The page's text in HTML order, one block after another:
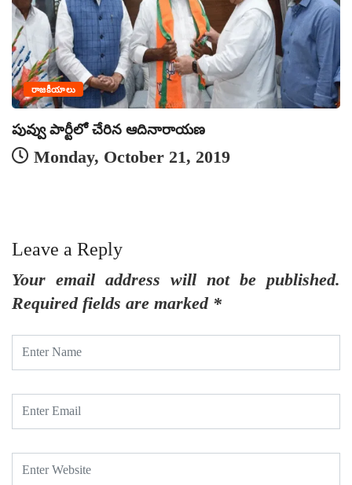
రాజకీయాలు
పువ్వు పార్టీలో చేరిన ఆదినారాయణ
Monday, October 21, 2019
Leave a Reply
Your email address will not be published.
Required fields are marked *